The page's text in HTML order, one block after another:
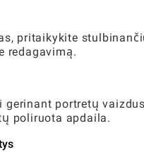
pritaikykite
redagavimą.
gerinant portretų
poliruota apdaila.